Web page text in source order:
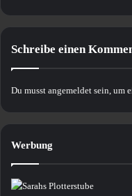
Schreibe einen
Du musst angemeldet sein, um
Werbung